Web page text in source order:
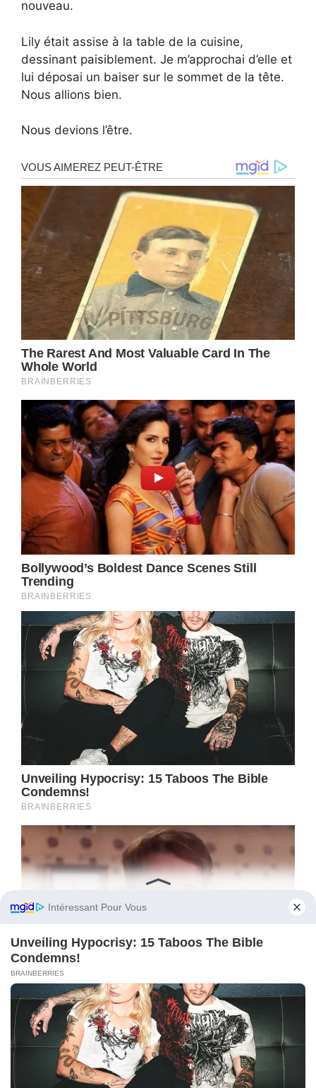
nouveau.
Lily était assise à la table de la cuisine,
dessinant paisiblement. Je m’approchai d’elle et
lui déposai un baiser sur le sommet de la tête.
Nous allions bien.
Nous devions l’être.